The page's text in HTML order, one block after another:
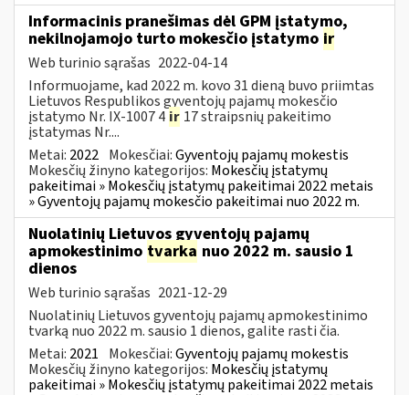
Informacinis pranešimas dėl GPM įstatymo,
nekilnojamojo turto mokesčio įstatymo ir
Web turinio sąrašas 2022-04-14
Informuojame, kad 2022 m. kovo 31 dieną buvo priimtas
Lietuvos Respublikos gyventojų pajamų mokesčio
įstatymo Nr. IX-1007 4 ir 17 straipsnių pakeitimo
įstatymas Nr....
Metai: 2022 Mokesčiai:Gyventojų pajamų mokestis
Mokesčių žinyno kategorijos: Mokesčių įstatymų
pakeitimai » Mokesčių įstatymų pakeitimai 2022 metais
» Gyventojų pajamų mokesčio pakeitimai nuo 2022 m.
Nuolatinių Lietuvos gyventojų pajamų
apmokestinimo tvarka nuo 2022 m. sausio 1
dienos
Web turinio sąrašas 2021-12-29
Nuolatinių Lietuvos gyventojų pajamų apmokestinimo
tvarką nuo 2022 m. sausio 1 dienos, galite rasti čia.
Metai: 2021 Mokesčiai:Gyventojų pajamų mokestis
Mokesčių žinyno kategorijos: Mokesčių įstatymų
pakeitimai » Mokesčių įstatymų pakeitimai 2022 metais